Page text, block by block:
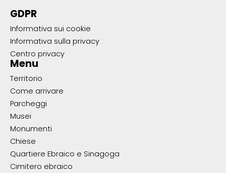
GDPR
Informativa sui cookie
Informativa sulla privacy
Centro privacy
Menu
Territorio
Come arrivare
Parcheggi
Musei
Monumenti
Chiese
Quartiere Ebraico e Sinagoga
Cimitero ebraico